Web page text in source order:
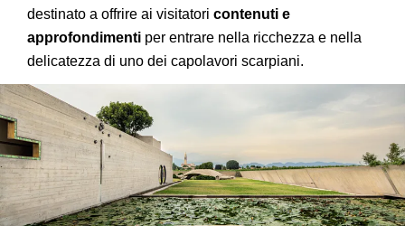
destinato a offrire ai visitatori contenuti e
approfondimenti per entrare nella ricchezza e nella
delicatezza di uno dei capolavori scarpiani.